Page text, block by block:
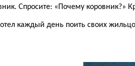
Спросите: «Почему коровник?»
каждый день поить своих